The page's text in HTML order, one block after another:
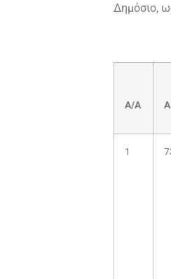
Δημόσιο,
Α/Α
1